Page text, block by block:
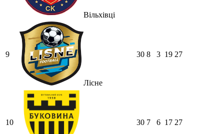
Вільхівці
9
Лісне
30 8 3 19 27
10 30 7 6 17 27